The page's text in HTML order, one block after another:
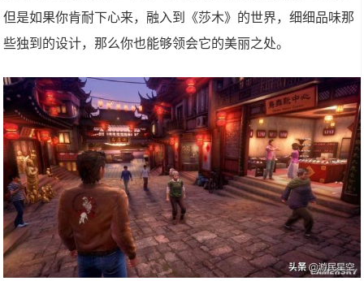
但是如果你肯耐下心来，融入到《莎木》的世界，细细品味那
些独到的设计，那么你也能够领会它的美丽之处。